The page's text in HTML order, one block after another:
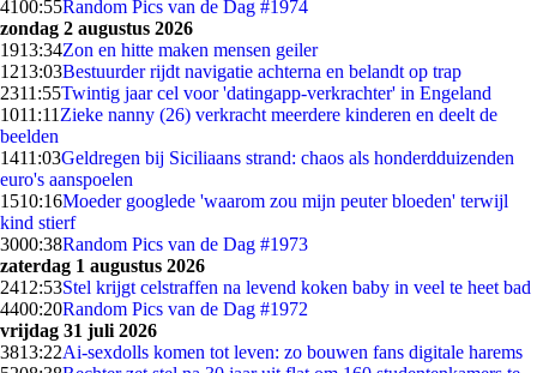
4100:55Random Pics van de Dag #1974
zondag 2 augustus 2026
1913:34Zon en hitte maken mensen geiler
1213:03Bestuurder rijdt navigatie achterna en belandt op trap
2311:55Twintig jaar cel voor 'datingapp-verkrachter' in Engeland
1011:11 Zieke nanny (26) verkracht meerdere kinderen en deelt de
beelden
1411:03Geldregen bij Siciliaans strand: chaos als honderdduizenden
euro's aanspoelen
1510:16Moeder googlede 'waarom zou mijn peuter bloeden' terwijl
kind stierf
3000:38Random Pics van de Dag #1973
zaterdag 1 augustus 2026
2412:53Stel krijgt celstraffen na levend koken baby in veel te heet bad
4400:20Random Pics van de Dag #1972
vrijdag 31 juli 2026
3813:22Ai-sexdolls komen tot leven: zo bouwen fans digitale harems